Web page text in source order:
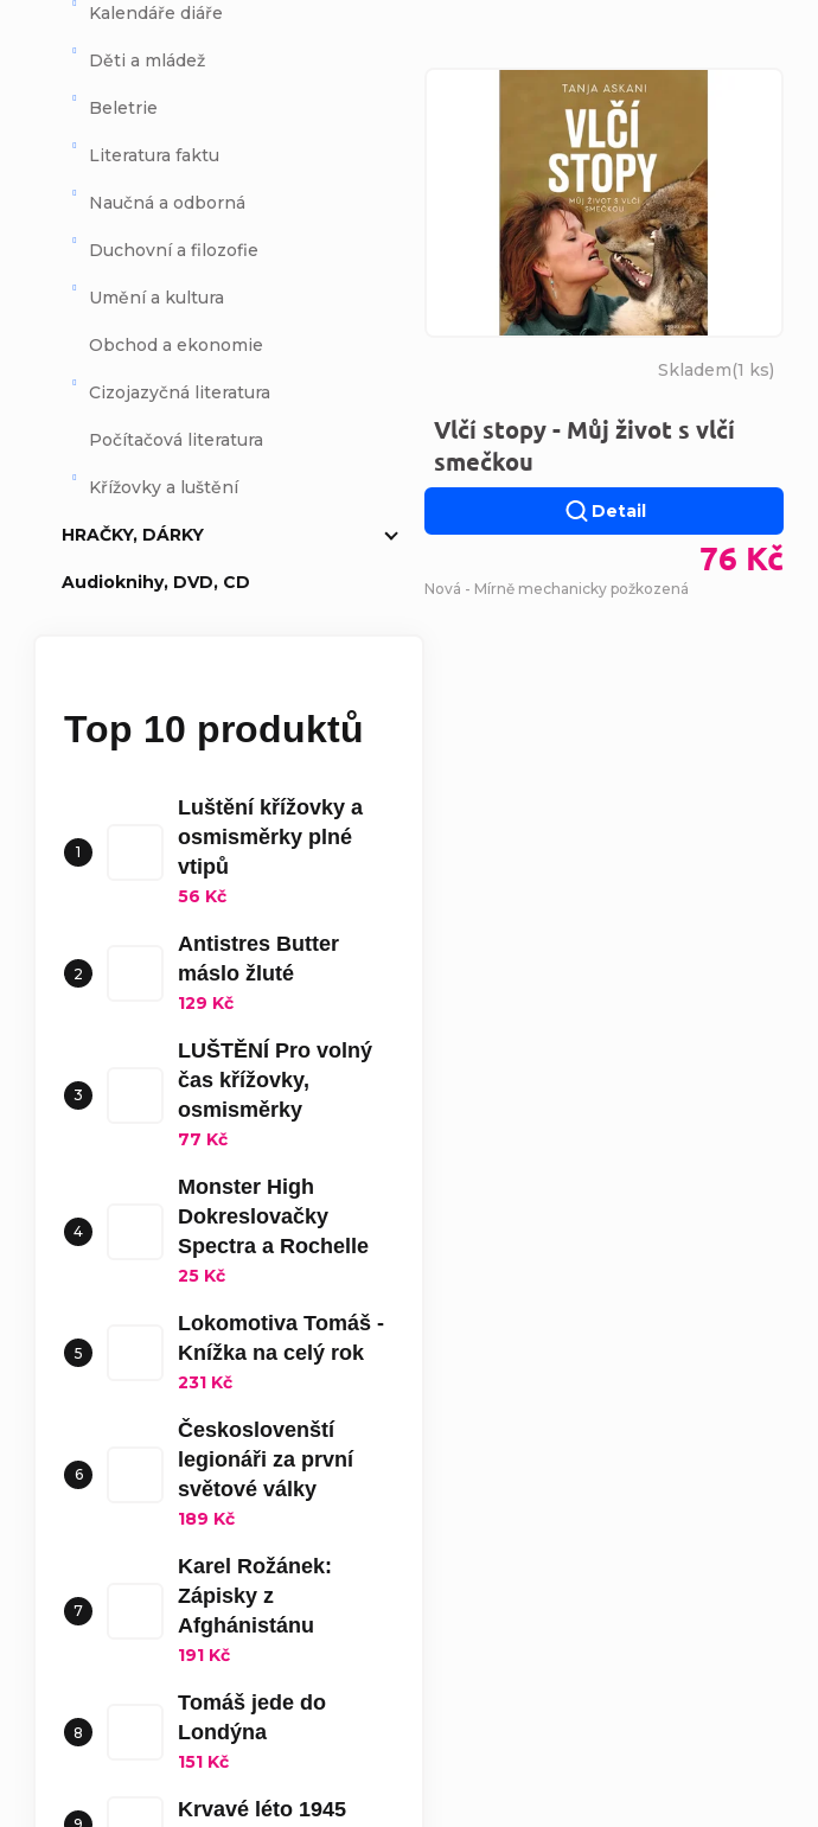
Kalendáře diáře
Děti a mládež
Beletrie
Literatura faktu
Naučná a odborná
Duchovní a filozofie
Umění a kultura
Obchod a ekonomie
Cizojazyčná literatura
Počítačová literatura
Křížovky a luštění
HRAČKY, DÁRKY
Audioknihy, DVD, CD
Top 10 produktů
Luštění křížovky a
osmisměrky plné
vtipů
56 Kč
Antistres Butter
máslo žluté
129 Kč
LUŠTĚNÍ Pro volný
čas křížovky,
osmisměrky
77 Kč
Monster High
Dokreslovačky
Spectra a Rochelle
25 Kč
Lokomotiva Tomáš -
Knížka na celý rok
231 Kč
Českoslovenští
legionáři za první
světové války
189 Kč
Karel Rožánek:
Zápisky z
Afghánistánu
191 Kč
Tomáš jede do
Londýna
151 Kč
Krvavé léto 1945
Výpis produktů
Vlčí stopy - Můj život s vlčí
smečkou
Skladem(1 ks)
76 Kč
Detail
Nová - Mírně mechanicky požkozená